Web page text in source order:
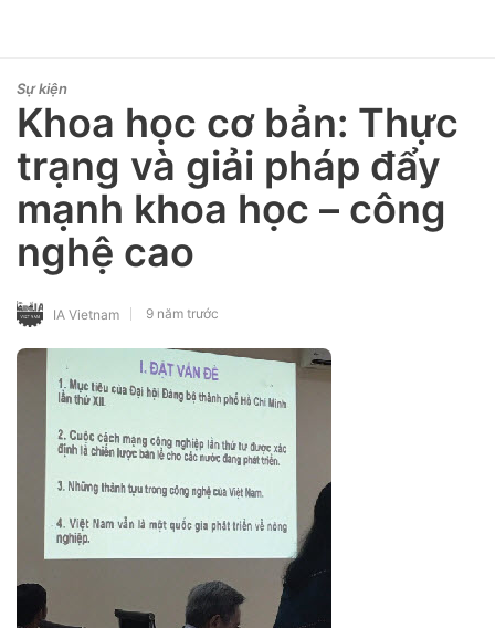
Sự kiện
Khoa học cơ bản: Thực
trạng và giải pháp đẩy
mạnh khoa học – công
nghệ cao
IA Vietnam 9 năm trước